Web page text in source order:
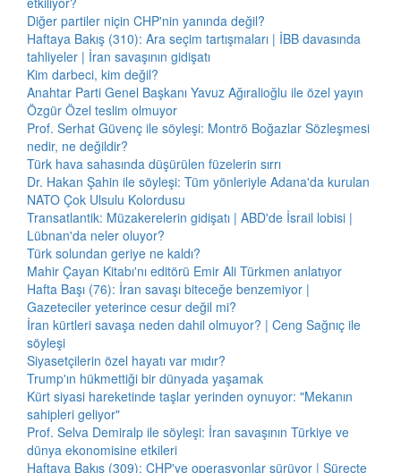
Diğer partiler niçin CHP'nin yanında değil?
Haftaya Bakış (310): Ara seçim tartışmaları | İBB davasında
tahliyeler | İran savaşının gidişatı
Kim darbeci, kim değil?
Anahtar Parti Genel Başkanı Yavuz Ağıralioğlu ile özel yayın
Özgür Özel teslim olmuyor
Prof. Serhat Güvenç ile söyleşi: Montrö Boğazlar Sözleşmesi
nedir, ne değildir?
Türk hava sahasında düşürülen füzelerin sırrı
Dr. Hakan Şahin ile söyleşi: Tüm yönleriyle Adana'da kurulan
NATO Çok Ulsulu Kolordusu
Transatlantik: Müzakerelerin gidişatı | ABD'de İsrail lobisi |
Lübnan'da neler oluyor?
Türk solundan geriye ne kaldı?
Mahir Çayan Kitabı'nı editörü Emir Ali Türkmen anlatıyor
Hafta Başı (76): İran savaşı biteceğe benzemiyor |
Gazeteciler yeterince cesur değil mi?
İran kürtleri savaşa neden dahil olmuyor? | Ceng Sağnıç ile
söyleşi
Siyasetçilerin özel hayatı var mıdır?
Trump'ın hükmettiği bir dünyada yaşamak
Kürt siyasi hareketinde taşlar yerinden oynuyor: "Mekanın
sahipleri geliyor"
Prof. Selva Demiralp ile söyleşi: İran savaşının Türkiye ve
dünya ekonomisine etkileri
Haftaya Bakış (309): CHP'ye operasyonlar sürüyor | Süreçte